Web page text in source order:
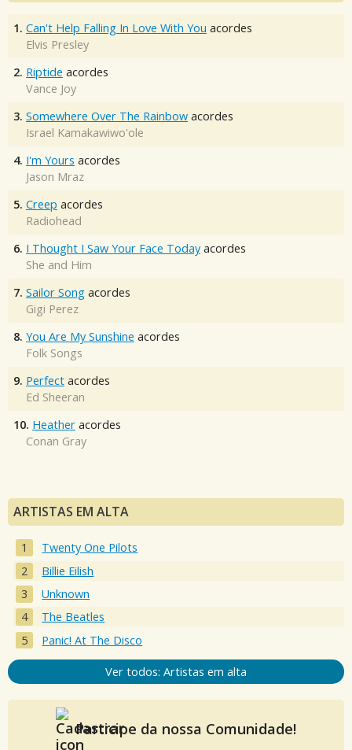
1. Can't Help Falling In Love With You acordes
Elvis Presley
2. Riptide acordes
Vance Joy
3. Somewhere Over The Rainbow acordes
Israel Kamakawiwo'ole
4. I'm Yours acordes
Jason Mraz
5. Creep acordes
Radiohead
6. I Thought I Saw Your Face Today acordes
She and Him
7. Sailor Song acordes
Gigi Perez
8. You Are My Sunshine acordes
Folk Songs
9. Perfect acordes
Ed Sheeran
10. Heather acordes
Conan Gray
ARTISTAS EM ALTA
Twenty One Pilots
Billie Eilish
Unknown
The Beatles
Panic! At The Disco
Ver todos: Artistas em alta
Participe da nossa Comunidade!